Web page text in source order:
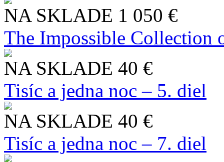
NA SKLADE 1 050 €
The Impossible Collection
NA SKLADE 40 €
Tisíc a jedna noc – 5. diel
NA SKLADE 40 €
Tisíc a jedna noc – 7. diel